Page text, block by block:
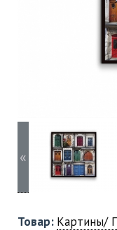
«
Товар: Картины/